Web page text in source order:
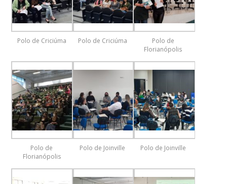
Polo de Criciúma Polo de Criciúma
Polo de
Florianópolis
Polo de
Florianópolis
Polo de Joinville Polo de Joinville